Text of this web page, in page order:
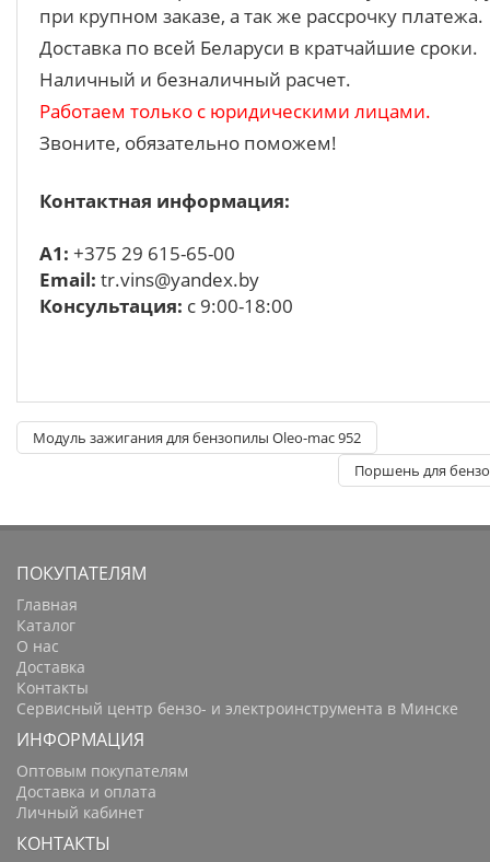
при крупном заказе, а так же рассрочку платежа.
Доставка по всей Беларуси в кратчайшие сроки.
Наличный и безналичный расчет.
Работаем только с юридическими лицами.
Звоните, обязательно поможем!
Контактная информация:
A1: +375 29 615-65-00
Email: tr.vins@yandex.by
Консультация: с 9:00-18:00
Модуль зажигания для бензопилы Oleo-mac 952
Поршень для
ПОКУПАТЕЛЯМ
Главная
Каталог
О нас
Доставка
Контакты
Сервисный центр бензо- и электроинструмента в Минске
ИНФОРМАЦИЯ
Оптовым покупателям
Доставка и оплата
Личный кабинет
КОНТАКТЫ